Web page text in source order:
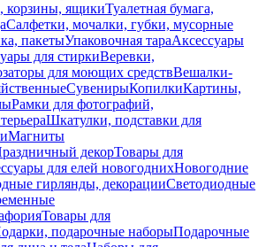
корзины, ящикиТуалетная бумага,
Салфетки, мочалки, губки, мусорные
пакетыУпаковочная тараАксессуары
для стиркиВеревки,
для моющих средствВешалки-
СувенирыКопилкиКартины,
Рамки для фотографий,
Шкатулки, подставки для
Магниты
декорТовары для
для елей новогоднихНовогодние
гирлянды, декорацииСветодиодные
Товары для
подарочные наборыПодарочные